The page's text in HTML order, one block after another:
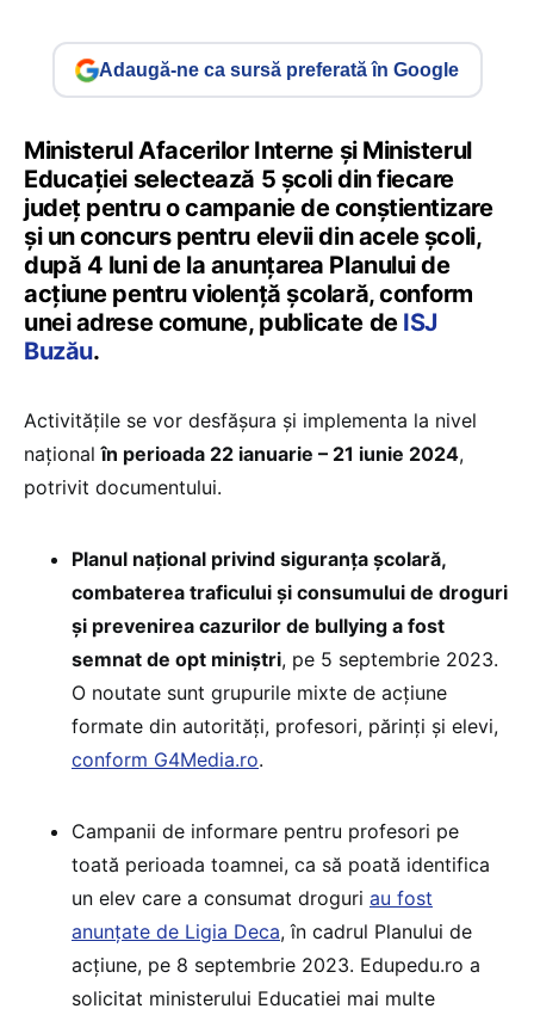
Adaugă-ne ca sursă preferată în Google
Ministerul Afacerilor Interne și Ministerul
Educației selectează 5 școli din fiecare
județ pentru o campanie de conștientizare
și un concurs pentru elevii din acele școli,
după 4 luni de la anunțarea Planului de
acțiune pentru violență școlară, conform
unei adrese comune, publicate de ISJ
Buzău.
Activitățile se vor desfășura și implementa la nivel
naționalîn perioada 22 ianuarie – 21 iunie 2024,
potrivit documentului.
Planul naţional privind siguranţa şcolară,
combaterea traficului şi consumului de droguri
și prevenirea cazurilor de bullying a fost
semnat de opt miniștri, pe 5 septembrie 2023.
O noutate sunt grupurile mixte de acțiune
formate din autorități, profesori, părinți și elevi,
conform G4Media.ro.
Campanii de informare pentru profesori pe
toată perioada toamnei, ca să poată identifica
un elev care a consumat droguri au fost
anunțate de Ligia Deca, în cadrul Planului de
acțiune, pe 8 septembrie 2023. Edupedu.ro a
solicitat ministerului Educatiei mai multe